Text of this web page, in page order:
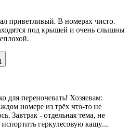
приветливый. В номерах чисто.
под крышей и очень слышны
для переночевать! Хозяевам:
номере из трёх что-то не
Завтрак - отдельная тема, не
геркулесовую кашу....